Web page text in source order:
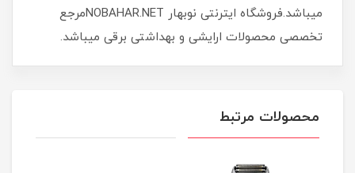
میباشد.فروشگاه ایترنتی نوبهار NOBAHAR.NETمرجع
تخصصی محصولات ارایشی و بهداشتی برقی میباشد.
محصولات مرتبط